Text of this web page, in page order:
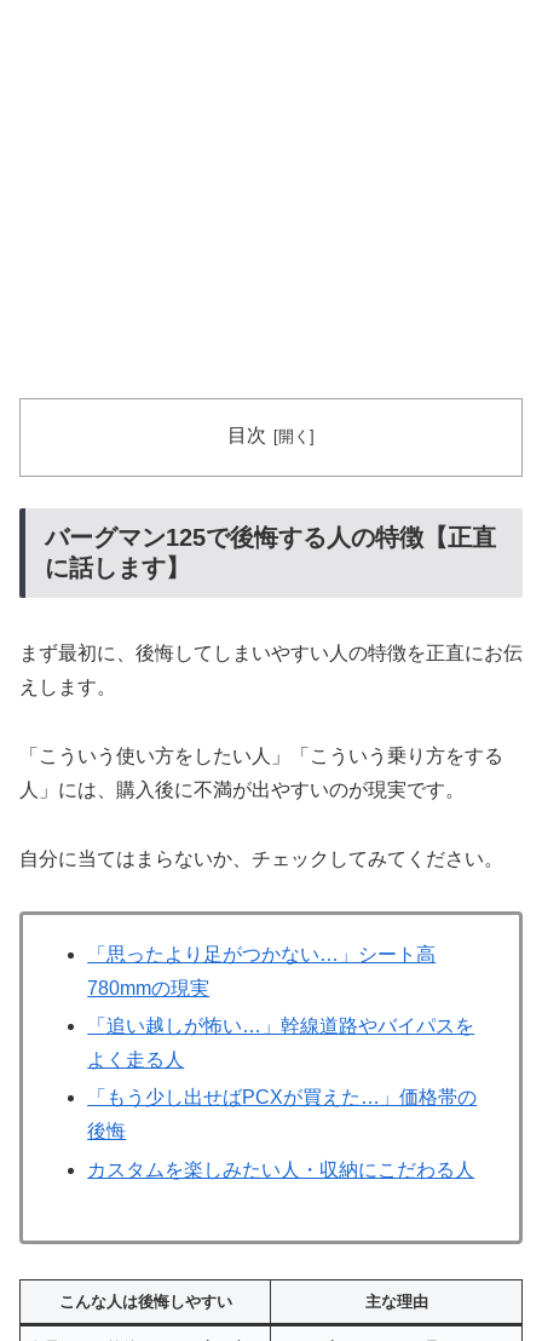
目次
バーグマン125で後悔する人の特徴【正直
に話します】
まず最初に、後悔してしまいやすい人の特徴を正直にお伝
えします。
「こういう使い方をしたい人」「こういう乗り方をする
人」には、購入後に不満が出やすいのが現実です。
自分に当てはまらないか、チェックしてみてください。
「思ったより足がつかない…」シート高
780mmの現実
「追い越しが怖い…」幹線道路やバイパスを
よく走る人
「もう少し出せばPCXが買えた…」価格帯の
後悔
カスタムを楽しみたい人・収納にこだわる人
こんな人は後悔しやすい 主な理由